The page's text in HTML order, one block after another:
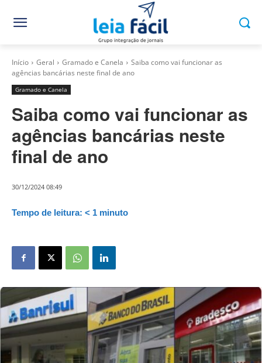
Início Geral Gramado e Canela
Saiba como vai funcionar as
agências bancárias neste final de ano
Gramado e Canela
Saiba como vai funcionar as
agências bancárias neste
final de ano
30/12/2024 08:49
Tempo de leitura: < 1 minuto